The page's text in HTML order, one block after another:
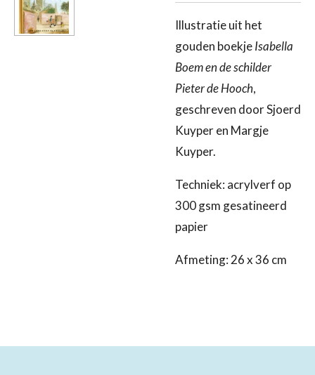
Illustratie uit het
gouden boekjeIsabella
Boem en de schilder
Pieter de Hooch,
geschreven door Sjoerd
Kuyper en Margje
Kuyper.
Techniek: acrylverf op
300 gsm gesatineerd
papier
Afmeting: 26 x 36 cm